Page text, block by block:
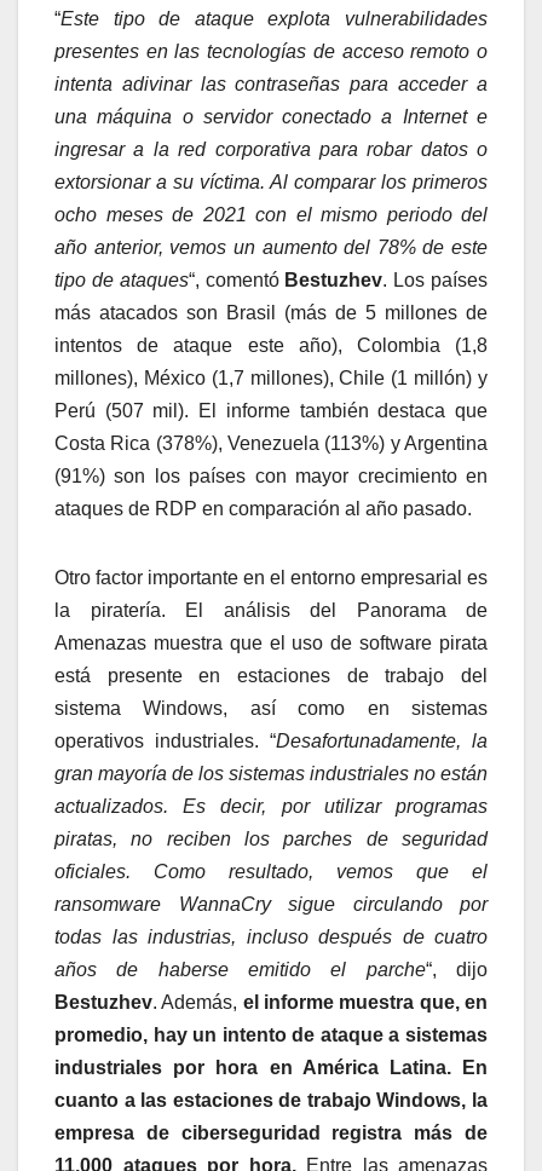
“Este tipo de ataque explota vulnerabilidades
presentes en las tecnologías de acceso remoto o
intenta adivinar las contraseñas para acceder a
una máquina o servidor conectado a Internet e
ingresar a la red corporativa para robar datos o
extorsionar a su víctima. Al comparar los primeros
ocho meses de 2021 con el mismo periodo del
año anterior, vemos un aumento del 78% de este
tipo de ataques“, comentóBestuzhev. Los países
más atacados son Brasil (más de 5 millones de
intentos de ataque este año), Colombia (1,8
millones), México (1,7 millones), Chile (1 millón) y
Perú (507 mil). El informe también destaca que
Costa Rica (378%), Venezuela (113%) y Argentina
(91%) son los países con mayor crecimiento en
ataques de RDP en comparación al año pasado.
Otro factor importante en el entorno empresarial es
la piratería. El análisis del Panorama de
Amenazas muestra que el uso de software pirata
está presente en estaciones de trabajo del
sistema Windows, así como en sistemas
operativos industriales. “Desafortunadamente, la
gran mayoría de los sistemas industriales no están
actualizados. Es decir, por utilizar programas
piratas, no reciben los parches de seguridad
oficiales. Como resultado, vemos que el
ransomware WannaCry sigue circulando por
todas las industrias, incluso después de cuatro
años de haberse emitido el parche“, dijo
Bestuzhev. Además, el informe muestra que, en
promedio, hay un intento de ataque a sistemas
industriales por hora en América Latina. En
cuanto a las estaciones de trabajo Windows, la
empresa de ciberseguridad registra más de
11,000 ataques por hora.Entre las amenazas